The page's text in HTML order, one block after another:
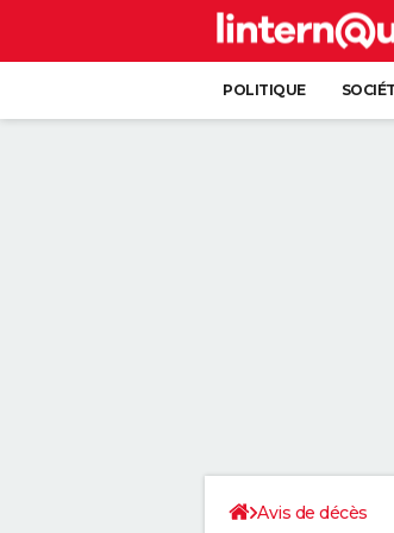
POLITIQUE
Avis de décès